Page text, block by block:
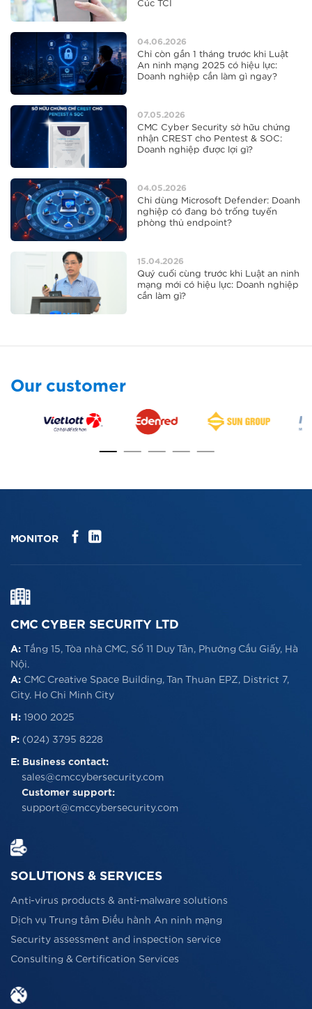
Cúc TCI
04.06.2026
Chỉ còn gần 1 tháng trước khi Luật
An ninh mạng 2025 có hiệu lực:
Doanh nghiệp cần làm gì ngay?
07.05.2026
CMC Cyber Security sở hữu chứng
nhận CREST cho Pentest & SOC:
Doanh nghiệp được lợi gì?
04.05.2026
Chỉ dùng Microsoft Defender: Doanh
nghiệp có đang bỏ trống tuyến
phòng thủ endpoint?
15.04.2026
Quý cuối cùng trước khi Luật an ninh
mạng mới có hiệu lực: Doanh nghiệp
cần làm gì?
Our customer
MONITOR
CMC CYBER SECURITY LTD
A: Tầng 15, Tòa nhà CMC, Số 11 Duy Tân, Phường Cầu Giấy, Hà
Nội.
A: CMC Creative Space Building, Tan Thuan EPZ, District 7,
City. Ho Chi Minh City
H: 1900 2025
P: (024) 3795 8228
E: Business contact:
sales@cmccybersecurity.com
Customer support:
support@cmccybersecurity.com
SOLUTIONS & SERVICES
Anti-virus products & anti-malware solutions
Dịch vụ Trung tâm Điều hành An ninh mạng
Security assessment and inspection service
Consulting & Certification Services